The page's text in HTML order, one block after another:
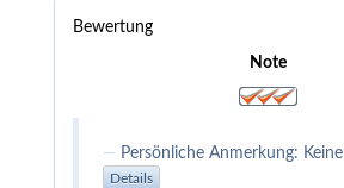
Bewertung
Note
Persönliche Anmerkung: Keine
Details